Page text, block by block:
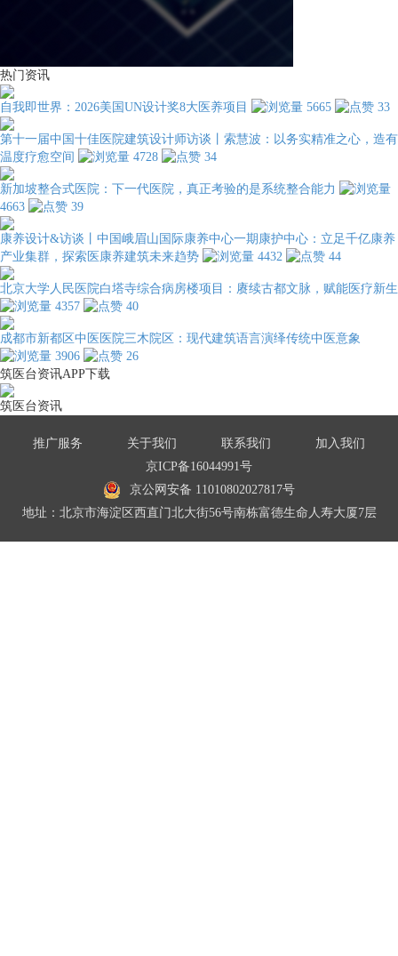
热门资讯
自我即世界：2026美国UN设计奖8大医养项目 5665 33
第十一届中国十佳医院建筑设计师访谈丨索慧波：以务实精准之心，造有
温度疗愈空间
4728 34
新加坡整合式医院：下一代医院，真正考验的是系统整合能力
4663
39
康养设计&访谈丨中国峨眉山国际康养中心一期康护中心：立足千亿康养
产业集群，探索医康养建筑未来趋势
4432 44
北京大学人民医院白塔寺综合病房楼项目：赓续古都文脉，赋能医疗新生
4357
40
成都市新都区中医医院三木院区：现代建筑语言演绎传统中医意象
3906
26
筑医台资讯APP下载
筑医台资讯
推广服务 关于我们 联系我们
加入我们
京ICP备16044991号
京公网安备 11010802027817号
地址：北京市海淀区西直门北大街56号南栋富德生命人寿大厦7层